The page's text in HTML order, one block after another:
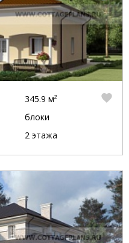
345.9 м²
блоки
2 этажа